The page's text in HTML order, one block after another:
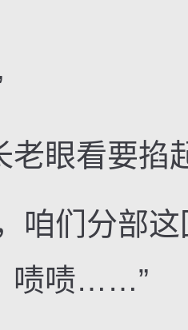
眼看要掐
们分部这
啧啧……”